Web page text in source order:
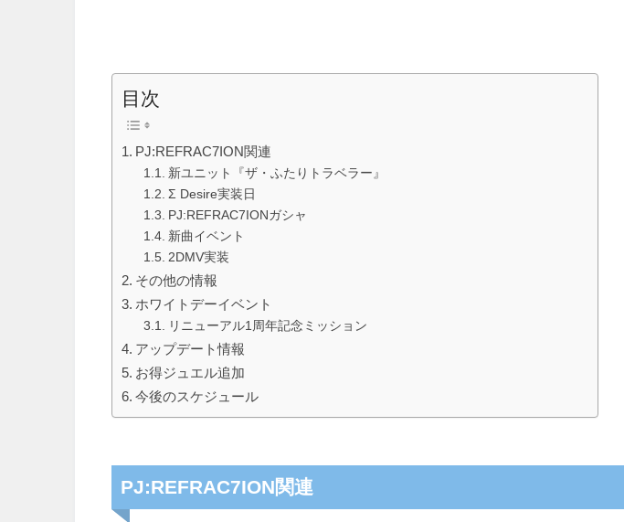
目次
PJ:REFRAC7ION関連
新ユニット『ザ・ふたりトラベラー』
Σ Desire実装日
PJ:REFRAC7IONガシャ
新曲イベント
2DMV実装
その他の情報
ホワイトデーイベント
リニューアル1周年記念ミッション
アップデート情報
お得ジュエル追加
今後のスケジュール
PJ:REFRAC7ION関連